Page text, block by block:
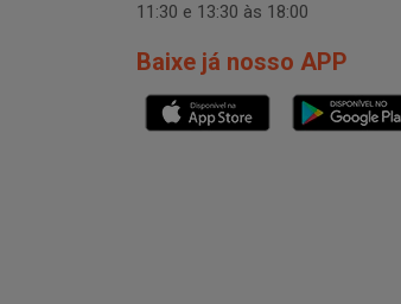
11:30 e 13:30 às 18:00
Baixe já nosso APP